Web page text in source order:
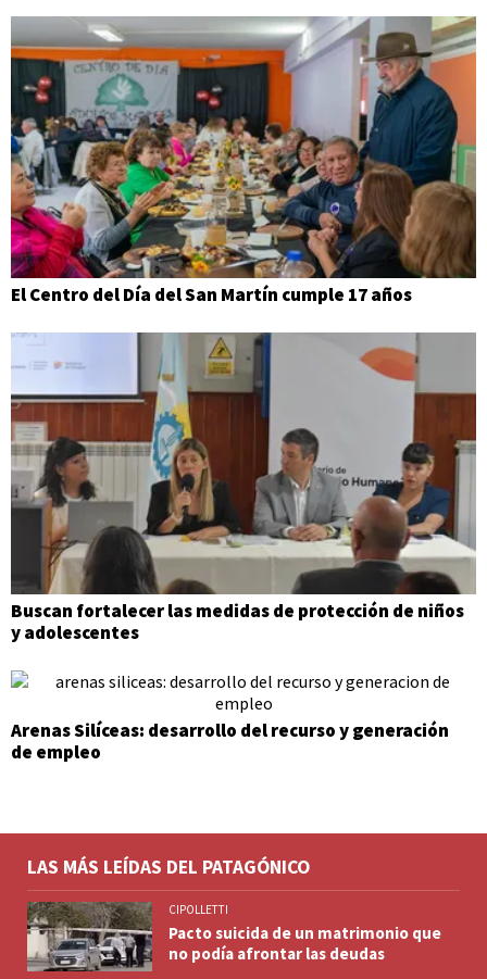
El Centro del Día del San Martín cumple 17 años
Buscan fortalecer las medidas de protección de niños
y adolescentes
Arenas Silíceas: desarrollo del recurso y generación
de empleo
LAS MÁS LEÍDAS DEL PATAGÓNICO
CIPOLLETTI
Pacto suicida de un matrimonio que
no podía afrontar las deudas